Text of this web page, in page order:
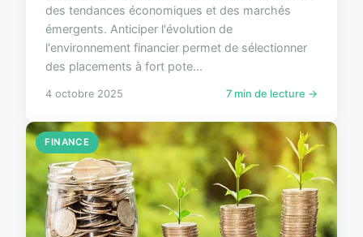
des tendances économiques et des marchés
émergents. Anticiper l'évolution de
l'environnement financier permet de sélectionner
des placements à fort pote...
4 octobre 2025 7 min de lecture →
FINANCE